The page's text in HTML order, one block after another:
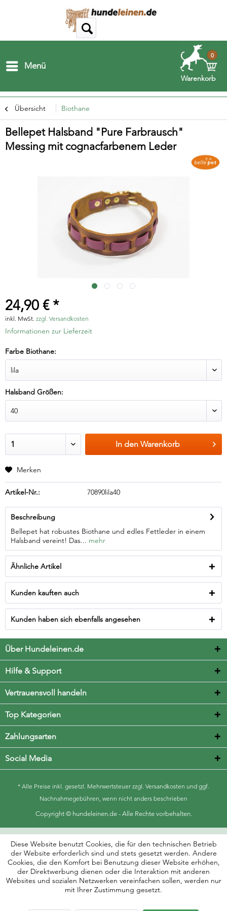
Menü
Warenkorb
0
Übersicht Biothane
Bellepet Halsband "Pure Farbrausch"
Messing mit cognacfarbenem Leder
24,90 € *
inkl. MwSt. zzgl. Versandkosten
Informationen zur Lieferzeit
Farbe Biothane:
Halsband Größen:
In den Warenkorb
Merken
Artikel-Nr.: 70890lila40
Beschreibung
Bellepet hat robustes Biothane und edles Fettleder in einem
Halsband vereint! Das... mehr
Ähnliche Artikel
Kunden kauften auch
Kunden haben sich ebenfalls angesehen
Über Hundeleinen.de
Hilfe & Support
Vertrauensvoll handeln
Top Kategorien
Zahlungsarten
Social Media
* Alle Preise inkl. gesetzl. Mehrwertsteuer zzgl. Versandkosten und ggf.
Nachnahmegebühren, wenn nicht anders beschrieben
Copyright © hundeleinen.de - Alle Rechte vorbehalten.
Diese Website benutzt Cookies, die für den technischen Betrieb
der Website erforderlich sind und stets gesetzt werden. Andere
Cookies, die den Komfort bei Benutzung dieser Website erhöhen,
der Direktwerbung dienen oder die Interaktion mit anderen
Websites und sozialen Netzwerken vereinfachen sollen, werden nur
mit Ihrer Zustimmung gesetzt.